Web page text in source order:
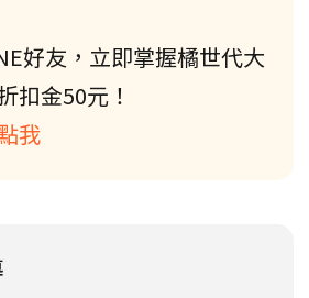
好友，立即掌握橘世代大
扣金50元！
我